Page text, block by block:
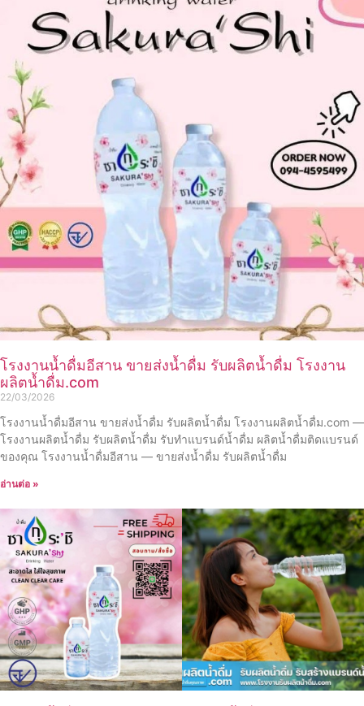
โรงงานน้ำดื่มอีสาน ขายส่งน้ำดื่ม รับผลิตน้ำดื่ม โรงงาน
ผลิตน้ำดื่ม.com
22/03/2026
โรงงานน้ำดื่มอีสาน ขายส่งน้ำดื่ม รับผลิตน้ำดื่ม โรงงานผลิตน้ำดื่ม.com —
โรงงานผลิตน้ำดื่ม รับผลิตน้ำดื่ม รับทำแบรนด์น้ำดื่ม ผลิตน้ำดื่มติดแบรนด์
ของคุณ โรงงานน้ำดื่มอีสาน — ขายส่งน้ำดื่ม รับผลิตน้ำดื่ม
อ่านต่อ »